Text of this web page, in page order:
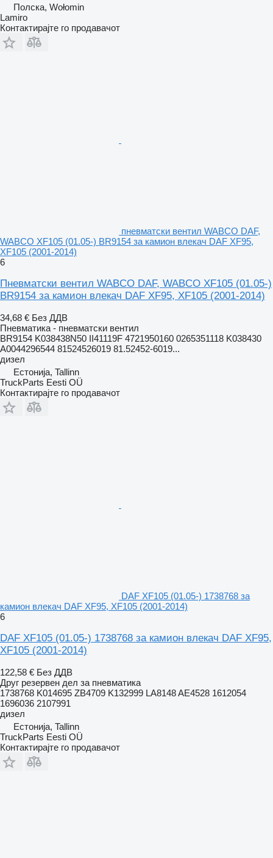
Полска, Wołomin
Lamiro
Контактирајте го продавачот
пневматски вентил WABCO DAF,
WABCO XF105 (01.05-) BR9154 за камион влекач DAF XF95,
XF105 (2001-2014)
6
Пневматски вентил WABCO DAF, WABCO XF105 (01.05-)
BR9154 за камион влекач DAF XF95, XF105 (2001-2014)
34,68 € Без ДДВ
Пневматика - пневматски вентил
BR9154 K038438N50 II41119F 4721950160 0265351118 K038430
A0044296544 81524526019 81.52452-6019...
дизел
Естонија, Tallinn
TruckParts Eesti OÜ
Контактирајте го продавачот
DAF XF105 (01.05-) 1738768 за
камион влекач DAF XF95, XF105 (2001-2014)
6
DAF XF105 (01.05-) 1738768 за камион влекач DAF XF95,
XF105 (2001-2014)
122,58 € Без ДДВ
Друг резервен дел за пневматика
1738768 K014695 ZB4709 K132999 LA8148 AE4528 1612054
1696036 2107991
дизел
Естонија, Tallinn
TruckParts Eesti OÜ
Контактирајте го продавачот